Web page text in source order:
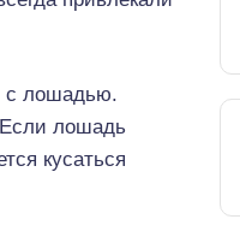
с лошадью.
Если лошадь
кусаться